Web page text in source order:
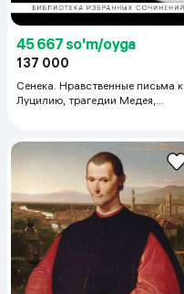
45 667 so'm/oyga
137 000
Сенека. Нравственные письма к
Луцилию, трагедии Медея,
трактат О счастливой жизни